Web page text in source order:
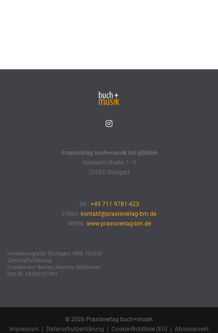
Praxisverlag buch+musik bm gGmbH
Haeberlinstraße 1–3
70563 Stuttgart
Tel.: +49 711 9781-423
E-Mail: kontakt@praxisverlag-bm.de
WWW: www.praxisverlag-bm.de
Handelsregister Stuttgart: HRB 789230
Geschäftsführung:
Friedemann Berner, Martina Mühleisen
USt.ID: DE360107491
© 2026 Praxisverlag buch+musik
Impressum
Datenschutzerklärung Cookie-Richtlinie (EU) Abonnement